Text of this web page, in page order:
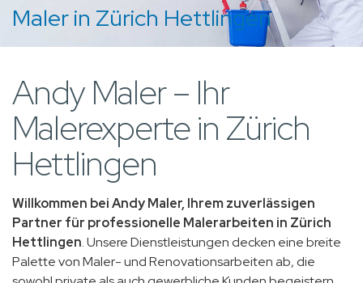
Maler in Zürich Hettlingen
Andy Maler – Ihr
Malerexperte in Zürich
Hettlingen
Willkommen bei Andy Maler, Ihrem zuverlässigen
Partner für professionelle Malerarbeiten in Zürich
Hettlingen. Unsere Dienstleistungen decken eine breite
Palette von Maler- und Renovationsarbeiten ab, die